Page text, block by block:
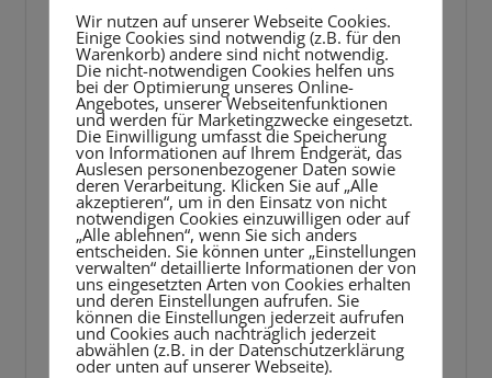
Video-
Player
Wir nutzen auf unserer Webseite Cookies.
Einige Cookies sind notwendig (z.B. für den
Warenkorb) andere sind nicht notwendig.
Die nicht-notwendigen Cookies helfen uns
bei der Optimierung unseres Online-
Angebotes, unserer Webseitenfunktionen
und werden für Marketingzwecke eingesetzt.
Die Einwilligung umfasst die Speicherung
von Informationen auf Ihrem Endgerät, das
Auslesen personenbezogener Daten sowie
deren Verarbeitung. Klicken Sie auf „Alle
akzeptieren“, um in den Einsatz von nicht
notwendigen Cookies einzuwilligen oder auf
„Alle ablehnen“, wenn Sie sich anders
entscheiden. Sie können unter „Einstellungen
verwalten“ detaillierte Informationen der von
uns eingesetzten Arten von Cookies erhalten
und deren Einstellungen aufrufen. Sie
können die Einstellungen jederzeit aufrufen
und Cookies auch nachträglich jederzeit
abwählen (z.B. in der Datenschutzerklärung
oder unten auf unserer Webseite).